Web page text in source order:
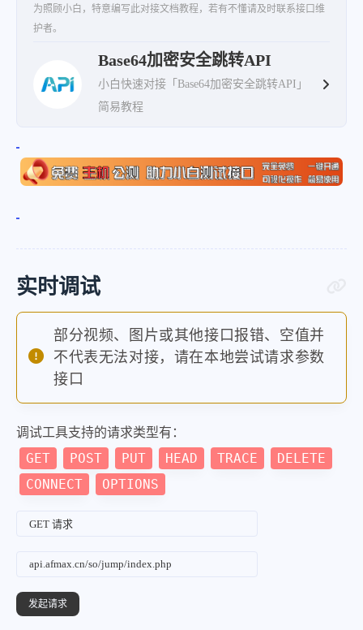
为照顾小白，特意编写此对接文档教程，若有不懂请及时联系接口维
护者。
Base64加密安全跳转API
小白快速对接「Base64加密安全跳转API」
简易教程
实时调试
部分视频、图片或其他接口报错、空值并
不代表无法对接，请在本地尝试请求参数
接口
调试工具支持的请求类型有：
GET POST PUT HEAD TRACE
DELETE
CONNECT
OPTIONS